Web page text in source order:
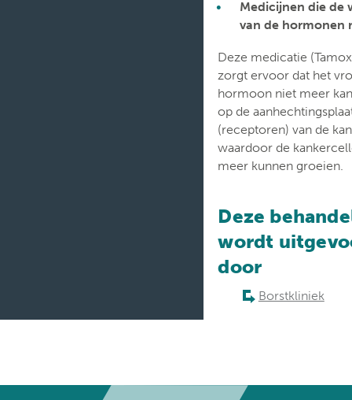
Medicijnen die de
van de hormonen
Deze medicatie
zorgt ervoor dat het
hormoon niet meer
op de
(receptoren) van de
waardoor de
meer kunnen groeien.
Deze
wordt
door
Borstkliniek